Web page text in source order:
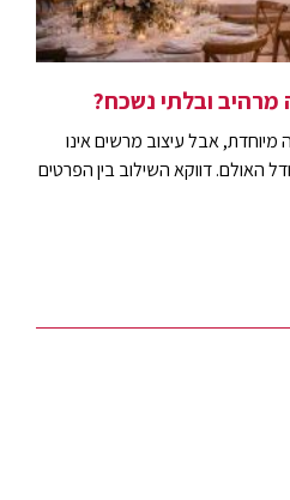
מרהיב ובלתי נשכח?
מיוחדת, אבל עיצוב מרשים אינו
האולם. דווקא השילוב בין הפרטים